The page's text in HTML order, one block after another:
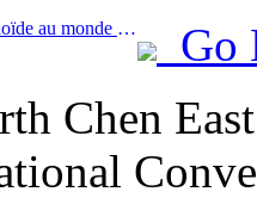
Prev:Le premier robot humanoïde au monde dédié aux services de restauration multi-scénarios a été dévoilé.
Go
Chen